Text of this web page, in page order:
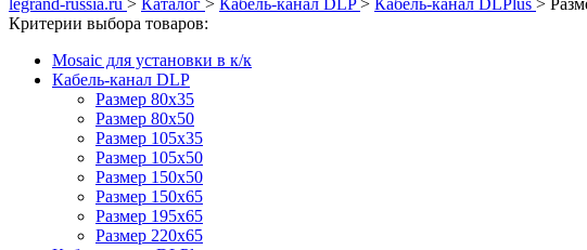
legrand-russia.ru > Каталог > Кабель-канал DLP > Кабель-канал DLPlus >
Критерии выбора товаров:
Mosaic для установки в к/к
Кабель-канал DLP
Размер 80х35
Размер 80х50
Размер 105х35
Размер 105х50
Размер 150х50
Размер 150х65
Размер 195х65
Размер 220х65